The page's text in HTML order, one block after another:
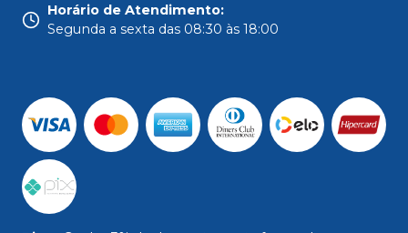
Horário de Atendimento:
Segunda a sexta das 08:30 às 18:00